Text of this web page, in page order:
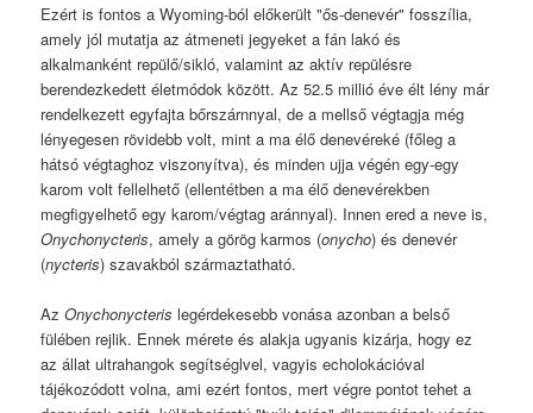
Ezért is fontos a Wyoming-ból előkerült "ős-denevér" fosszília,
amely jól mutatja az átmeneti jegyeket a fán lakó és
alkalmanként repülő/sikló, valamint az aktív repülésre
berendezkedett életmódok között. Az 52.5 millió éve élt lény már
rendelkezett egyfajta bőrszárnnyal, de a mellső végtagja még
lényegesen rövidebb volt, mint a ma élő denevéreké (főleg a
hátsó végtaghoz viszonyítva), és minden ujja végén egy-egy
karom volt fellelhető (ellentétben a ma élő denevérekben
megfigyelhető egy karom/végtag aránnyal). Innen ered a neve is,
Onychonycteris, amely a görög karmos (onycho) és denevér
(nycteris) szavakból származtatható.
AzOnychonycteris legérdekesebb vonása azonban a belső
fülében rejlik. Ennek mérete és alakja ugyanis kizárja, hogy ez
az állat ultrahangok segítséglvel, vagyis echolokációval
tájékozódott volna, ami ezért fontos, mert végre pontot tehet a